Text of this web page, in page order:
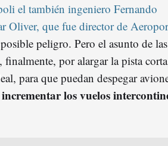
el también ingeniero Fernando
Oliver, que fue director de
peligro. Pero el asunto de
finalmente, por alargar la pista
para que puedan despegar
los vuelos